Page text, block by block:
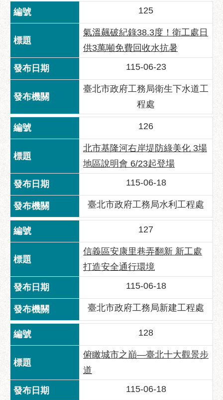
訊
聯
合
發
包
中
心
獎
勵
補
助
區
網
導
覽
回
頁
English
台
北
通
台
服
通
125
氣溫飆破紀錄38.3度！衛工處日
供3萬噸免費回收水抗暑
115-06-23
臺北市政府工務局衛生下水道工
程處
126
北市基隆河右岸堤防綠美化 3場
地區說明會 6/23起登場
115-06-18
臺北市政府工務局水利工程處
127
信義區安康里巷弄翻新 新工處
打造安全通行環境
115-06-18
臺北市政府工務局新建工程處
128
俯瞰城市之巔—臺北十大觀景步
道
115-06-18